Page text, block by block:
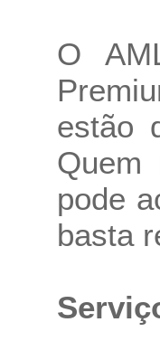
O
estão
Quem
pode
basta